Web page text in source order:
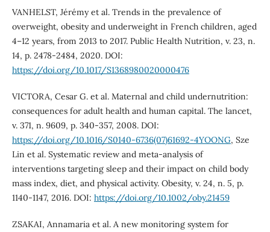
VANHELST, Jérémy et al. Trends in the prevalence of
overweight, obesity and underweight in French children, aged
4–12 years, from 2013 to 2017. Public Health Nutrition, v. 23, n.
14, p. 2478-2484, 2020. DOI:
https://doi.org/10.1017/S1368980020000476
VICTORA, Cesar G. et al. Maternal and child undernutrition:
consequences for adult health and human capital. The lancet,
v. 371, n. 9609, p. 340-357, 2008. DOI:
https://doi.org/10.1016/S0140-6736(07)61692-4YOONG, Sze
Lin et al. Systematic review and meta‐analysis of
interventions targeting sleep and their impact on child body
mass index, diet, and physical activity. Obesity, v. 24, n. 5, p.
1140-1147, 2016. DOI: https://doi.org/10.1002/oby.21459
ZSAKAI, Annamaria et al. A new monitoring system for